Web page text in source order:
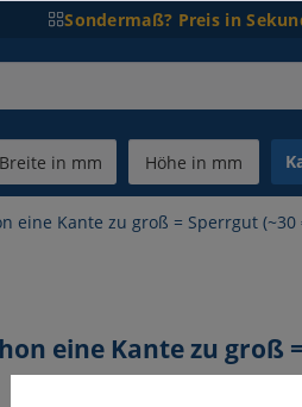
Sondermaß? Preis in
eine Kante zu groß = Sperrgut (~30
eine Kante zu groß